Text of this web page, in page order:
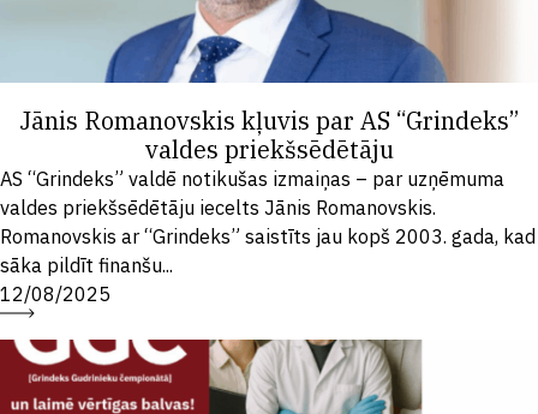
Jānis Romanovskis kļuvis par AS “Grindeks”
valdes priekšsēdētāju
AS “Grindeks” valdē notikušas izmaiņas – par uzņēmuma
valdes priekšsēdētāju iecelts Jānis Romanovskis.
Romanovskis ar “Grindeks” saistīts jau kopš 2003. gada, kad
sāka pildīt finanšu...
12/08/2025